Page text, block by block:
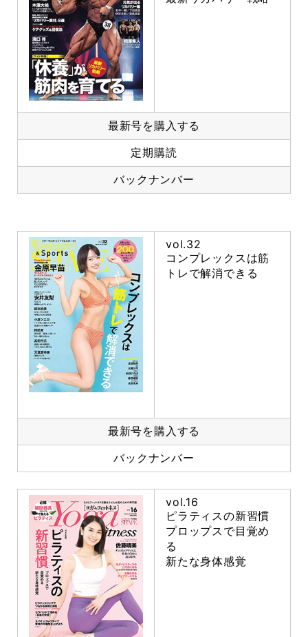
最新号を購入する
定期購読
バックナンバー
vol.32
コンプレックスは筋
トレで解消できる
最新号を購入する
バックナンバー
vol.16
ピラティスの新習慣
プロップスで目覚め
る
新たな身体感覚